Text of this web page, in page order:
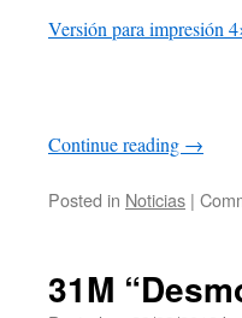
Versión para impresión
Continue reading →
Posted in Noticias |
31M